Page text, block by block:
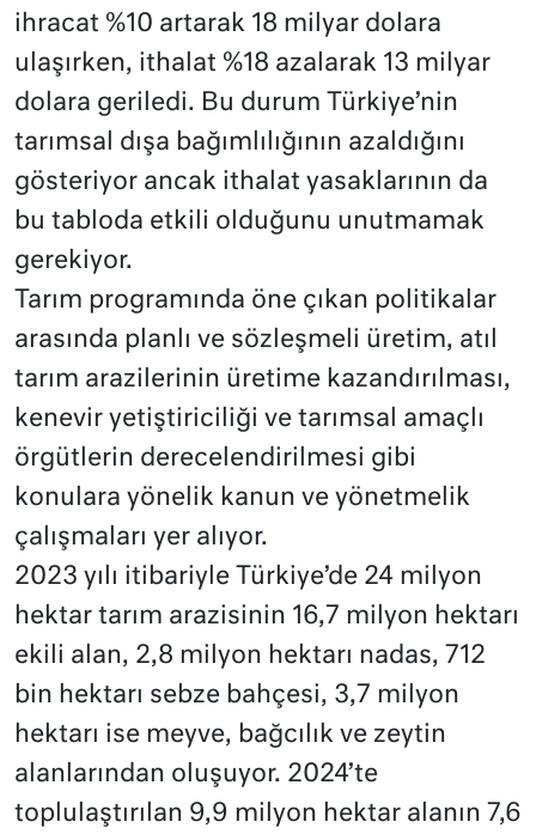
ihracat %10 artarak 18 milyar dolara
ulaşırken, ithalat %18 azalarak 13 milyar
dolara geriledi. Bu durum Türkiye’nin
tarımsal dışa bağımlılığının azaldığını
gösteriyor ancak ithalat yasaklarının da
bu tabloda etkili olduğunu unutmamak
gerekiyor.
Tarım programında öne çıkan politikalar
arasında planlı ve sözleşmeli üretim, atıl
tarım arazilerinin üretime kazandırılması,
kenevir yetiştiriciliği ve tarımsal amaçlı
örgütlerin derecelendirilmesi gibi
konulara yönelik kanun ve yönetmelik
çalışmaları yer alıyor.
2023 yılı itibariyle Türkiye’de 24 milyon
hektar tarım arazisinin 16,7 milyon hektarı
ekili alan, 2,8 milyon hektarı nadas, 712
bin hektarı sebze bahçesi, 3,7 milyon
hektarı ise meyve, bağcılık ve zeytin
alanlarından oluşuyor. 2024’te
toplulaştırılan 9,9 milyon hektar alanın 7,6